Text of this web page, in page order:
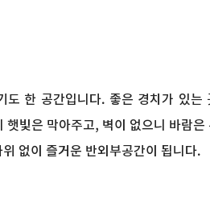
도 한 공간입니다. 좋은 경치가 있는
빛은 막아주고, 벽이 없으니 바람은
없이 즐거운 반외부공간이 됩니다.